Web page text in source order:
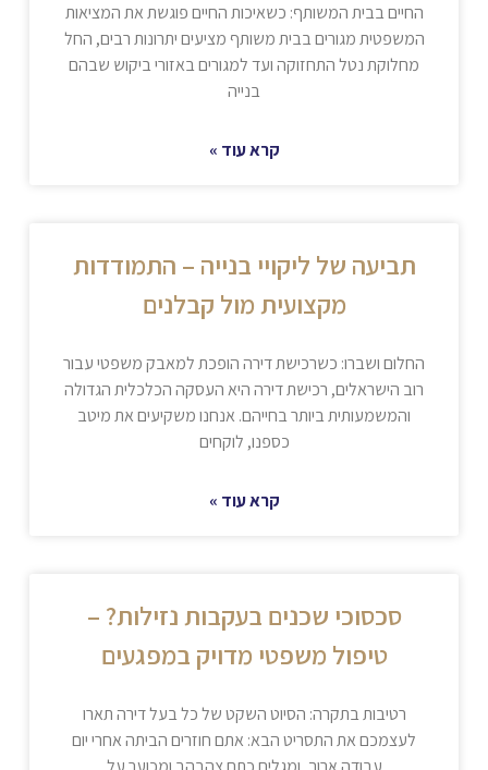
החיים בבית המשותף: כשאיכות החיים פוגשת את המציאות
המשפטית מגורים בבית משותף מציעים יתרונות רבים, החל
מחלוקת נטל התחזוקה ועד למגורים באזורי ביקוש שבהם
בנייה
קרא עוד »
תביעה של ליקויי בנייה – התמודדות
מקצועית מול קבלנים
החלום ושברו: כשרכישת דירה הופכת למאבק משפטי עבור
רוב הישראלים, רכישת דירה היא העסקה הכלכלית הגדולה
והמשמעותית ביותר בחייהם. אנחנו משקיעים את מיטב
כספנו, לוקחים
קרא עוד »
סכסוכי שכנים בעקבות נזילות? –
טיפול משפטי מדויק במפגעים
רטיבות בתקרה: הסיוט השקט של כל בעל דירה תארו
לעצמכם את התסריט הבא: אתם חוזרים הביתה אחרי יום